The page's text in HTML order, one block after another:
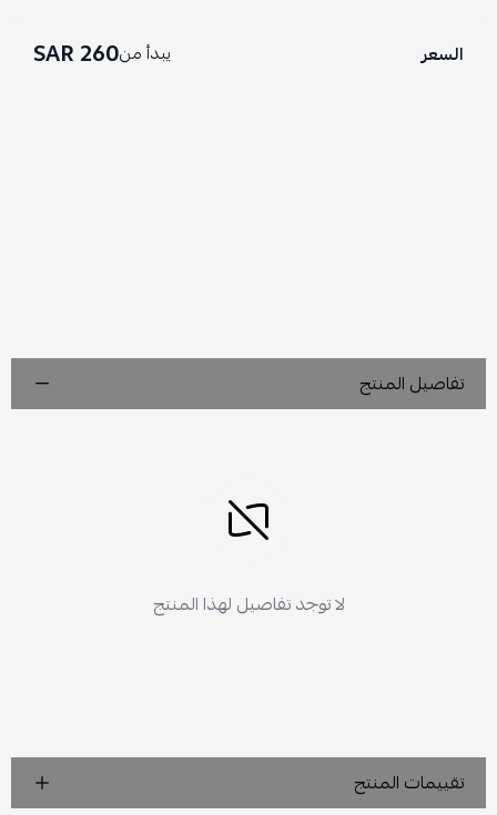
السعر يبدأ من260 SAR
تفاصيل المنتج
لا توجد تفاصيل لهذا المنتج
تقييمات المنتج